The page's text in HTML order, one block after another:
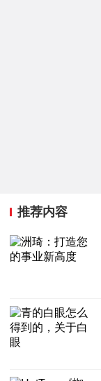
推荐内容